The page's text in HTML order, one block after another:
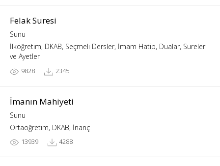
Felak Suresi
Sunu
İlköğretim, DKAB, Seçmeli Dersler, İmam Hatip, Dualar, Sureler
ve Ayetler
9828 2345
İmanın Mahiyeti
Sunu
Ortaöğretim, DKAB, İnanç
13939 4288